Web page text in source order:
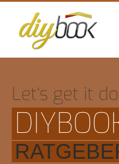
Let‘s get it